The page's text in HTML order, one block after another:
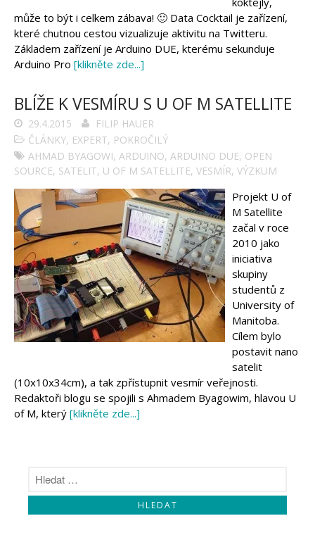
Makeblock
Micro:bit
Videa
může to být i celkem zábava! 🙂 Data Cocktail je zařízení,
které chutnou cestou vizualizuje aktivitu na Twitteru.
Základem zařízení je Arduino DUE, kterému sekunduje
Arduino Pro [klikněte zde...]
BLÍŽE K VESMÍRU S U OF M SATELLITE
29.4.2015
FILIP HAUER
ČLÁNKY, EXPERT, POKROČILÝ
AHMAD BYAGOWI, ARDUINO, ARDUINO DUE, OPEN
SOURCE, SATELIT, U OF M SATELLITE, VESMÍR, VÝZKUM
Projekt U of
M Satellite
začal v roce
2010 jako
iniciativa
skupiny
studentů z
University of
Manitoba.
Cílem bylo
postavit nano
satelit
(10x10x34cm), a tak zpřístupnit vesmír veřejnosti.
Redaktoři blogu se spojili s Ahmadem Byagowim, hlavou U
of M, který [klikněte zde...]